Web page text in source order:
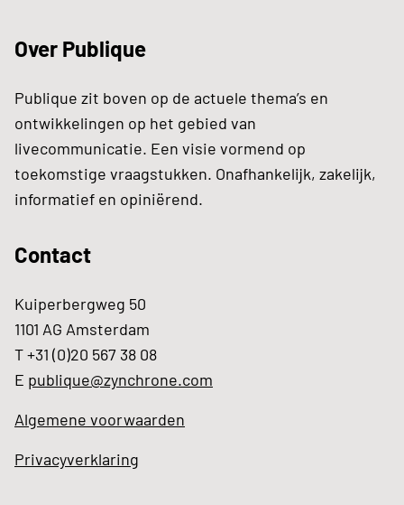
Over Publique
Publique zit boven op de actuele thema’s en
ontwikkelingen op het gebied van
livecommunicatie. Een visie vormend op
toekomstige vraagstukken. Onafhankelijk, zakelijk,
informatief en opiniërend.
Contact
Kuiperbergweg 50
1101 AG Amsterdam
T +31 (0)20 567 38 08
E publique@zynchrone.com
Algemene voorwaarden
Privacyverklaring